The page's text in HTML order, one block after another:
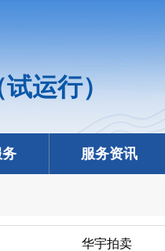
试运行）
服务资讯
华宇拍卖